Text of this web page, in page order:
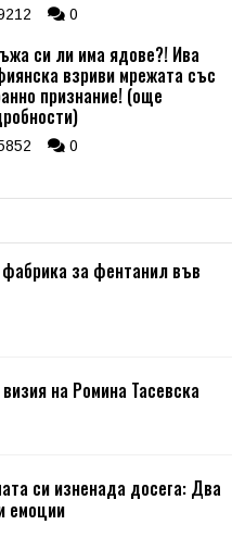
0
си ли има ядове?! Ива
взриви мрежата със
признание! (още
0
за фентанил във
на Ромина Тасевска
си изненада досега: Два
емоции